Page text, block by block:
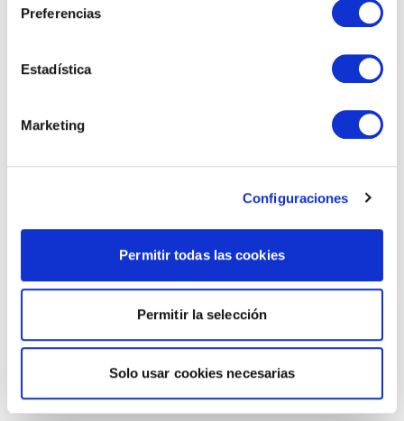
Preferencias
Estadística
Marketing
Configuraciones
Permitir todas las cookies
Permitir la selección
Solo usar cookies necesarias